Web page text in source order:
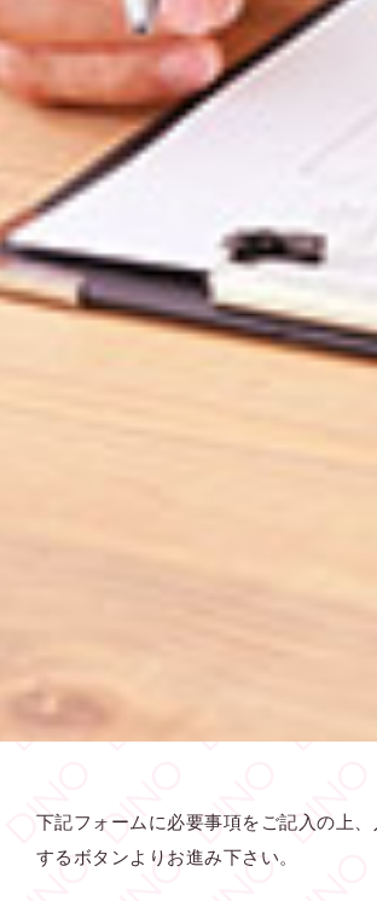
下記フォームに必要事項をご記入の上
するボタンよりお進み下さい。